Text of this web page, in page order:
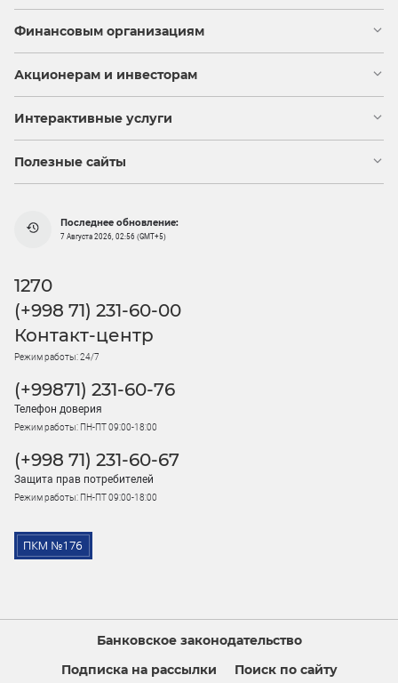
Финансовым организациям
Акционерам и инвесторам
Интерактивные услуги
Полезные сайты
Последнее обновление:
7 Августа 2026, 02:56 (GMT+5)
1270
(+998 71) 231-60-00
Контакт-центр
Режим работы: 24/7
(+99871) 231-60-76
Телефон доверия
Режим работы: ПН-ПТ 09:00-18:00
(+998 71) 231-60-67
Защита прав потребителей
Режим работы: ПН-ПТ 09:00-18:00
Банковское законодательство
Подписка на рассылки
Поиск по сайту